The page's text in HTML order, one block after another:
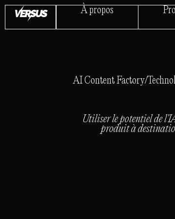
À propos
AI Content Factory/
Utiliser le potentiel de
produit à